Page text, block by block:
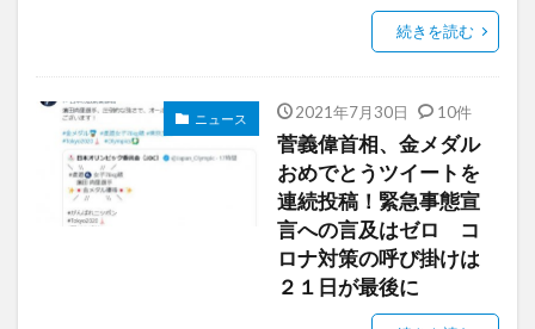
続きを読む
ニュース 2021年7月30日 10件
菅義偉首相、金メダル
おめでとうツイートを
連続投稿！緊急事態宣
言への言及はゼロ コ
ロナ対策の呼び掛けは
２１日が最後に